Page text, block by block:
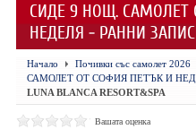
ЕКСКУРЗИИ САМОЛЕТ
ЕКСКУРЗИИ АВТОБУС
БЪЛГАРИЯ
ХОТЕЛИ В ТУРЦИЯ
СИДЕ 9 НОЩ. САМОЛЕТ
НЕДЕЛЯ - РАННИ
Начало Почивки със самолет 2026
САМОЛЕТ ОТ СОФИЯ ПЕТЪК И
LUNA BLANCA RESORT&SPA
Вашата оценка